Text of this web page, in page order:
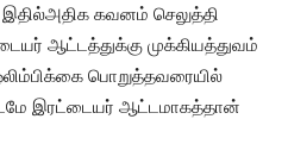
கவனம் செலுத்தி
ஆட்டத்துக்கு முக்கியத்துவம்
பொறுத்தவரையில்
இரட்டையர் ஆட்டமாகத்தான்